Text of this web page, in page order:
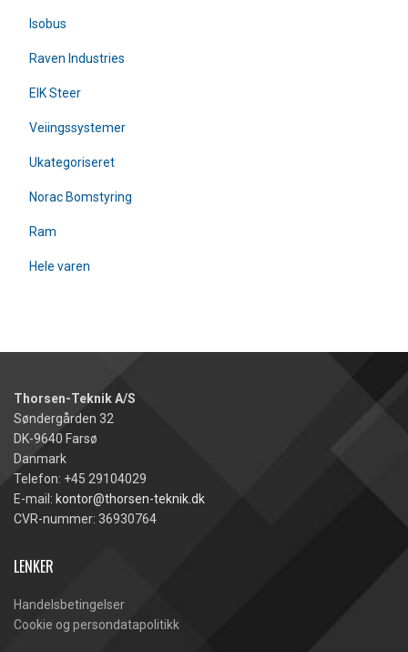
Isobus
Raven Industries
EIK Steer
Veiingssystemer
Ukategoriseret
Norac Bomstyring
Ram
Hele varen
Thorsen-Teknik A/S
Søndergården 32
DK-9640 Farsø
Danmark
Telefon: +45 29104029
E-mail: kontor@thorsen-teknik.dk
CVR-nummer: 36930764
LENKER
Handelsbetingelser
Cookie og persondatapolitikk